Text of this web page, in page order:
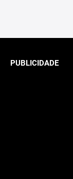
PUBLICIDADE